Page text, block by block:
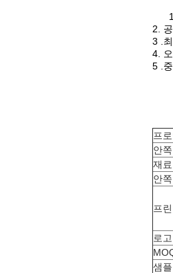
1.
2.
3 .
4.
5 .
프
안
재료
안
프
로고
샘